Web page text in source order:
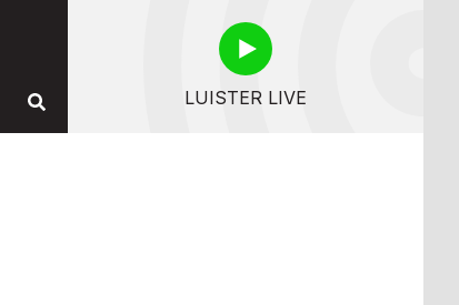
LUISTER LIVE